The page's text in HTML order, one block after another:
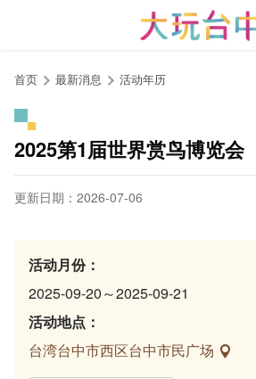
首页 最新消息 活动年历
2025第1届世界赏鸟博览会
更新日期：2026-07-06
活动月份：
2025-09-20～2025-09-21
活动地点：
台湾台中市西区台中市民广场